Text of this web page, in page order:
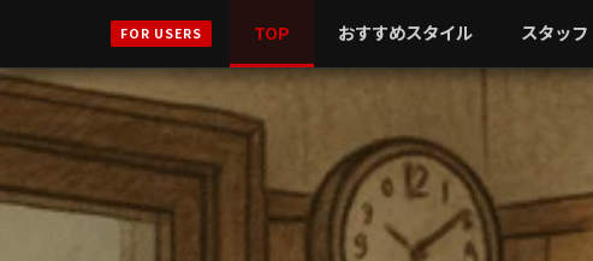
FOR USERS TOP おすすめスタイル スタッフ